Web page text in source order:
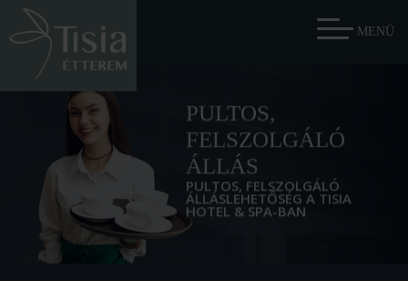
PULTOS,
FELSZOLGÁLÓ
ÁLLÁS
PULTOS, FELSZOLGÁLÓ
ÁLLÁSLEHETŐSÉG A TISIA
HOTEL & SPA-BAN